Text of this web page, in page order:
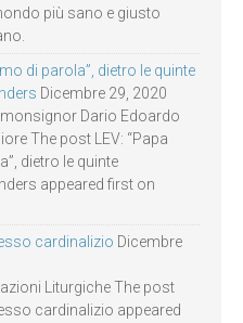
più sano e giusto
di parola”, dietro le quinte
Dicembre 29, 2020
Dario Edoardo
The post LEV: “Papa
dietro le quinte
appeared first on
cardinalizio Dicembre
Liturgiche The post
cardinalizio appeared